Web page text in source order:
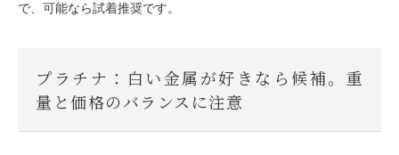
で、可能なら試着推奨です。
プラチナ：白い金属が好きなら候補。重
量と価格のバランスに注意